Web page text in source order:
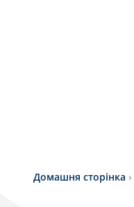
Домашня сторінка ›